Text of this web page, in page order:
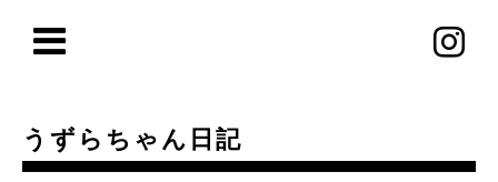
うずらちゃん日記